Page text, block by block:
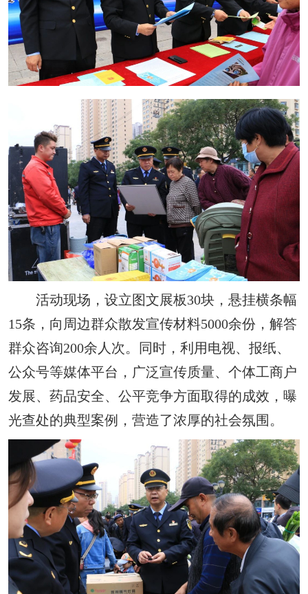
活动现场，设立图文展板30块，悬挂横条幅
15条，向周边群众散发宣传材料5000余份，解答
群众咨询200余人次。同时，利用电视、报纸、
公众号等媒体平台，广泛宣传质量、个体工商户
发展、药品安全、公平竞争方面取得的成效，曝
光查处的典型案例，营造了浓厚的社会氛围。